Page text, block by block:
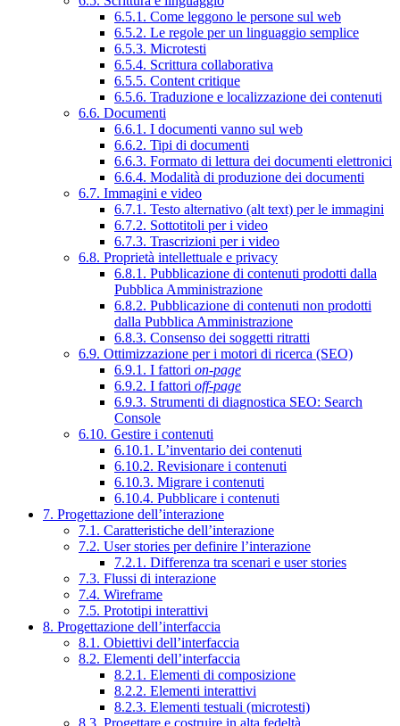
6.5.1. Come leggono le persone sul web
6.5.2. Le regole per un linguaggio semplice
6.5.3. Microtesti
6.5.4. Scrittura collaborativa
6.5.5. Content critique
6.5.6. Traduzione e localizzazione dei contenuti
6.6. Documenti
6.6.1. I documenti vanno sul web
6.6.2. Tipi di documenti
6.6.3. Formato di lettura dei documenti elettronici
6.6.4. Modalità di produzione dei documenti
6.7. Immagini e video
6.7.1. Testo alternativo (alt text) per le immagini
6.7.2. Sottotitoli per i video
6.7.3. Trascrizioni per i video
6.8. Proprietà intellettuale e privacy
6.8.1. Pubblicazione di contenuti prodotti dalla
Pubblica Amministrazione
6.8.2. Pubblicazione di contenuti non prodotti
dalla Pubblica Amministrazione
6.8.3. Consenso dei soggetti ritratti
6.9. Ottimizzazione per i motori di ricerca (SEO)
6.9.1. I fattori on-page
6.9.2. I fattori off-page
6.9.3. Strumenti di diagnostica SEO: Search
Console
6.10. Gestire i contenuti
6.10.1. L’inventario dei contenuti
6.10.2. Revisionare i contenuti
6.10.3. Migrare i contenuti
6.10.4. Pubblicare i contenuti
7. Progettazione dell’interazione
7.1. Caratteristiche dell’interazione
7.2. User stories per definire l’interazione
7.2.1. Differenza tra scenari e user stories
7.3. Flussi di interazione
7.4. Wireframe
7.5. Prototipi interattivi
8. Progettazione dell’interfaccia
8.1. Obiettivi dell’interfaccia
8.2. Elementi dell’interfaccia
8.2.1. Elementi di composizione
8.2.2. Elementi interattivi
8.2.3. Elementi testuali (microtesti)
8.3. Progettare e costruire in alta fedeltà